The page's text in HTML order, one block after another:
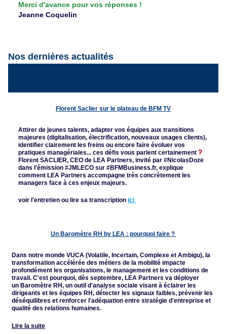
Merci d'avance pour vos réponses !
Jeanne Coquelin
Nos dernières actualités
Florent Saclier sur le plateau de BFM TV
Attirer de jeunes talents, adapter vos équipes aux transitions
majeures (digitalisation, électrification, nouveaux usages clients),
identifier clairement les freins ou encore faire évoluer vos
pratiques managériales... ces défis vous parlent certainement
Florent SACLIER, CEO de LEA Partners, invité par #NicolasDoze
dans l'émission #JMLECO sur #BFMBusiness.fr, explique
comment LEA Partners accompagne très concrètement les
managers face à ces enjeux majeurs.
voir l'entretien ou lire sa transcription ici
Un Baromètre RH by LEA : pourquoi faire ?
Dans notre monde VUCA (Volatile, Incertain, Complexe et Ambigu), la
transformation accélérée des métiers de la mobilité impacte
profondément les organisations, le management et les conditions de
travail. C'est pourquoi, dès septembre, LEA Partners va déployer
un Baromètre RH, un outil d'analyse sociale visant à éclairer les
dirigeants et les équipes RH, détecter les signaux faibles, prévenir les
déséquilibres et renforcer l'adéquation entre stratégie d'entreprise et
qualité des relations humaines.
Lire la suite